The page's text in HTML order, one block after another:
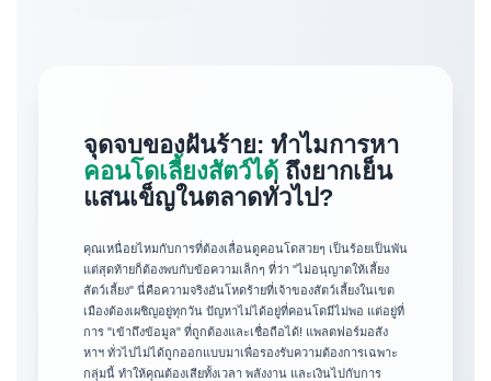
จุดจบของฝันร้าย: ทำไมการหา
คอนโดเลี้ยงสัตว์ได้ ถึงยากเย็น
แสนเข็ญในตลาดทั่วไป?
คุณเหนื่อยไหมกับการที่ต้องเลื่อนดูคอนโดสวยๆ เป็นร้อยเป็นพัน
แต่สุดท้ายก็ต้องพบกับข้อความเล็กๆ ที่ว่า "ไม่อนุญาตให้เลี้ยง
สัตว์เลี้ยง" นี่คือความจริงอันโหดร้ายที่เจ้าของสัตว์เลี้ยงในเขต
เมืองต้องเผชิญอยู่ทุกวัน ปัญหาไม่ได้อยู่ที่คอนโดมีไม่พอ แต่อยู่ที่
การ "เข้าถึงข้อมูล" ที่ถูกต้องและเชื่อถือได้! แพลตฟอร์มอสัง
หาฯ ทั่วไปไม่ได้ถูกออกแบบมาเพื่อรองรับความต้องการเฉพาะ
กลุ่มนี้ ทำให้คุณต้องเสียทั้งเวลา พลังงาน และเงินไปกับการ